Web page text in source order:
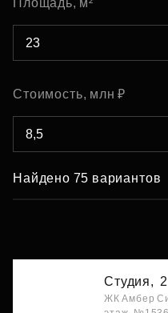
Площадь, м²
Стоимость, млн ₽
Найдено 75 вариантов
Студия,
ЖК Амбер